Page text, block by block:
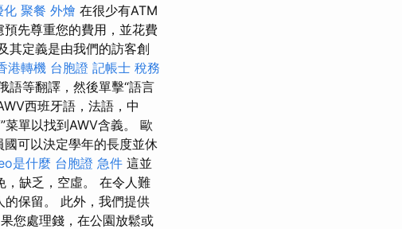
化 聚餐 外燴 在很少有ATM
預先尊重您的費用，並花費
其定義是由我們的訪客創
港轉機 台胞證 記帳士 稅務
語等翻譯，然後單擊“語言
西班牙語，法語，中
菜單以找到AWV含義。 歐
國可以決定學年的長度並休
是什麼 台胞證 急件 這並
，缺乏，空虛。 在令人難
的保留。 此外，我們提供
您處理錢，在公園放鬆或